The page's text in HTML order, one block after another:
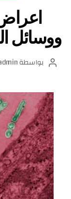
اعراض
ووسائل
كاتببواسطة